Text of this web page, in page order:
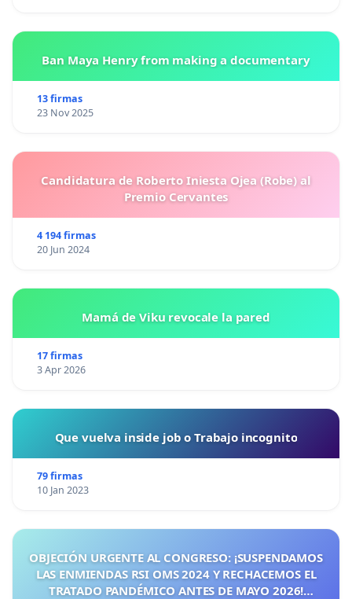
Ban Maya Henry from making a documentary
13 firmas
23 Nov 2025
Candidatura de Roberto Iniesta Ojea (Robe) al
Premio Cervantes
4 194 firmas
20 Jun 2024
Mamá de Viku revocale la pared
17 firmas
3 Apr 2026
Que vuelva inside job o Trabajo incognito
79 firmas
10 Jan 2023
OBJECIÓN URGENTE AL CONGRESO: ¡SUSPENDAMOS
LAS ENMIENDAS RSI OMS 2024 Y RECHACEMOS EL
TRATADO PANDÉMICO ANTES DE MAYO 2026!